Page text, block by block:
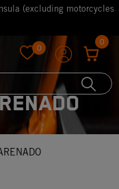
(excluding motorcycles
0
0